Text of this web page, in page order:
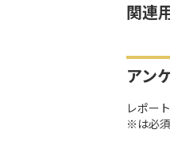
関連
アン
レポー
※は必須